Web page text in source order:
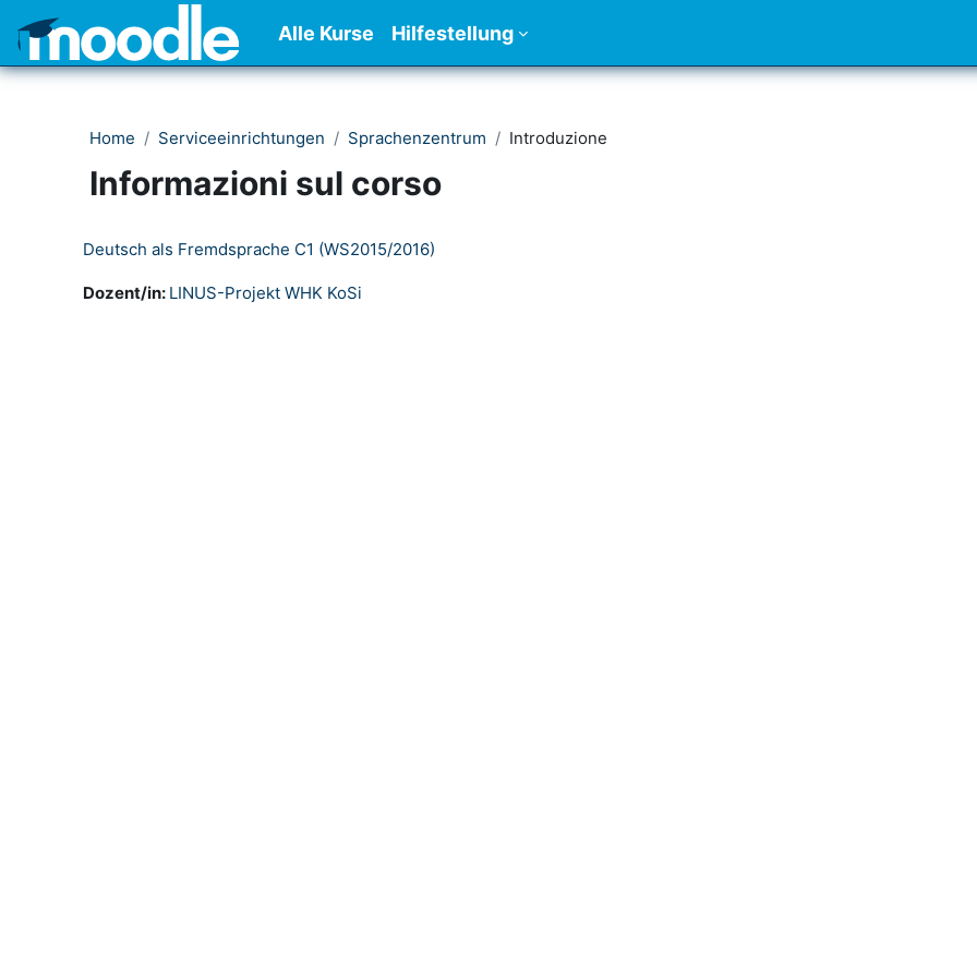
Vai al contenuto principale
Alle Kurse Hilfestellung
Home Serviceeinrichtungen Sprachenzentrum Introduzione
Informazioni sul corso
Deutsch als Fremdsprache C1 (WS2015/2016)
Dozent/in: LINUS-Projekt WHK KoSi